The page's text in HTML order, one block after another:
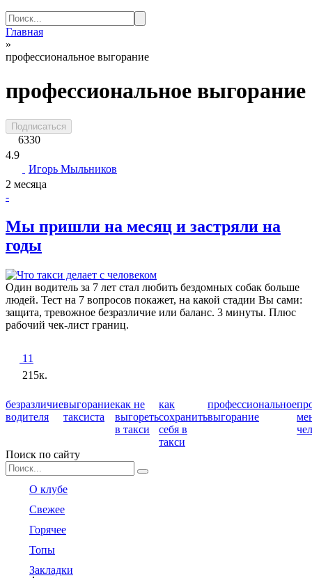
Search
for:
Главная
»
профессиональное выгорание
профессиональное выгорание
Подписаться
6330
4.9
Игорь Мыльников
2 месяца
-
Мы пришли на месяц и застряли на
годы
Один водитель за 7 лет стал любить бездомных собак больше
людей. Тест на 7 вопросов покажет, на какой стадии Вы сами:
защита, тревожное безразличие или баланс. 3 минуты. Плюс
рабочий чек-лист границ.
11
215к.
безразличие
водителя
выгорание
таксиста
как не
выгореть
в такси
как
сохранить
себя в
такси
профессиональное
выгорание
Поиск по сайту
Search
for:
О клубе
Свежее
Горячее
Топы
Закладки